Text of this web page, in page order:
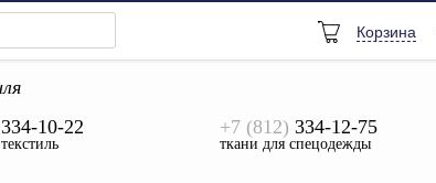
Просмотреть Все
Корзина
334-10-22 +7 (812) 334-12-75
ткани для спецодежды